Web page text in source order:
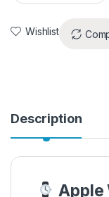
Wishlist
Description
Apple